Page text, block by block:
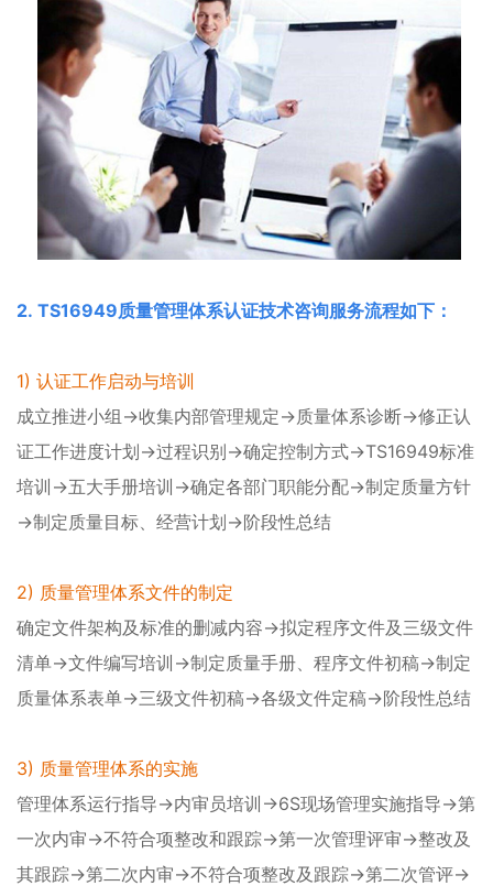
2. TS16949质量管理体系认证技术咨询服务流程如下：
1) 认证工作启动与培训
成立推进小组→收集内部管理规定→质量体系诊断→修正认
证工作进度计划→过程识别→确定控制方式→TS16949标准
培训→五大手册培训→确定各部门职能分配→制定质量方针
→制定质量目标、经营计划→阶段性总结
2) 质量管理体系文件的制定
确定文件架构及标准的删减内容→拟定程序文件及三级文件
清单→文件编写培训→制定质量手册、程序文件初稿→制定
质量体系表单→三级文件初稿→各级文件定稿→阶段性总结
3) 质量管理体系的实施
管理体系运行指导→内审员培训→6S现场管理实施指导→第
一次内审→不符合项整改和跟踪→第一次管理评审→整改及
其跟踪→第二次内审→不符合项整改及跟踪→第二次管评→